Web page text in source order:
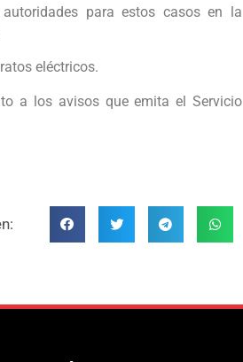
para estos casos en la
eléctricos.
a los avisos que emita el Servicio